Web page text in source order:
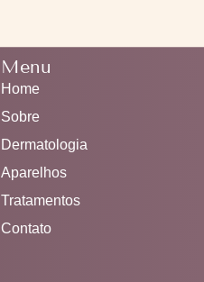
Menu
Home
Sobre
Dermatologia
Aparelhos
Tratamentos
Contato